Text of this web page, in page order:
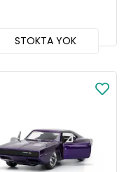
STOKTA YOK